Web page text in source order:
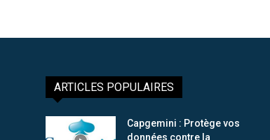
ARTICLES POPULAIRES
Capgemini : Protège vos
données contre la